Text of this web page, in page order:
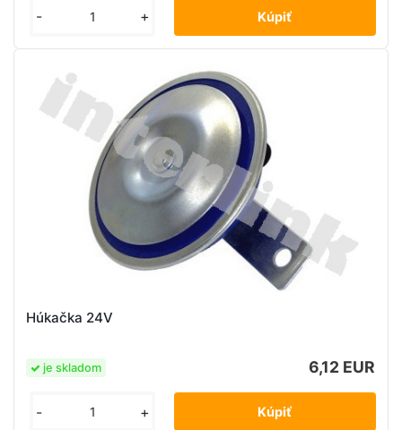
- +
Húkačka 24V
6,12 EUR
je skladom
- +